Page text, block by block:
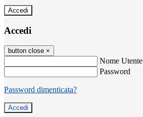
Accedi
Accedi
button close ×
Nome Utente
Password
Password dimenticata?